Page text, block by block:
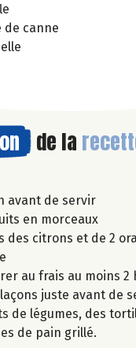
de canne
de la
avant de servir
en morceaux
des citrons et de 2
au frais au moins 2
juste avant de
de légumes, des
de pain grillé.